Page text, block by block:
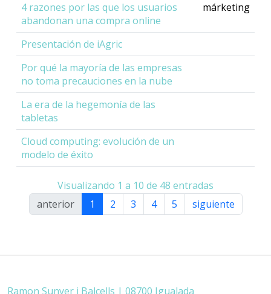
4 razones por las que los usuarios
abandonan una compra online
márketing
Presentación de iAgric
Por qué la mayoría de las empresas
no toma precauciones en la nube
La era de la hegemonía de las
tabletas
Cloud computing: evolución de un
modelo de éxito
Visualizando 1 a 10 de 48 entradas
anterior
1 2 3 4 5 siguiente
Ramon Sunyer i Balcells | 08700 Igualada